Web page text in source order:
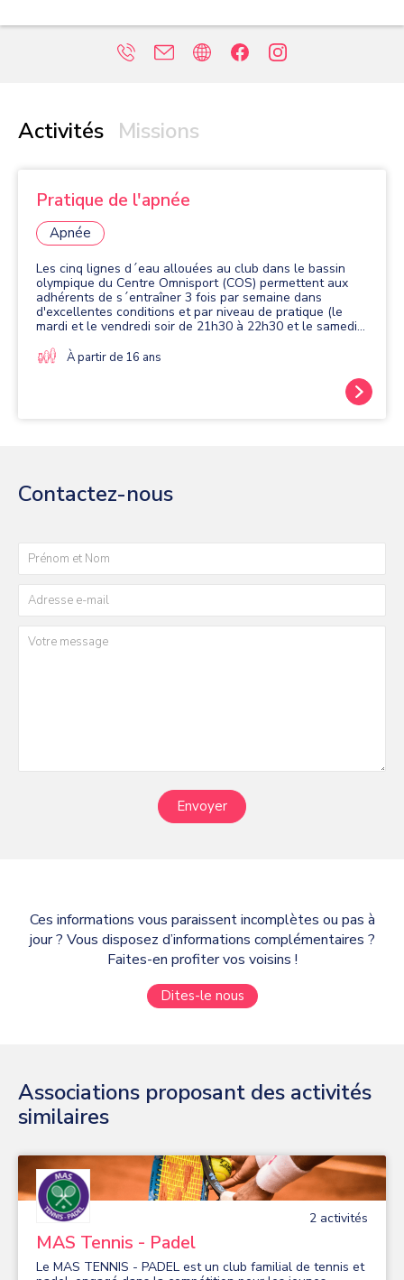
Activités Missions
Pratique de l'apnée
Apnée
Les cinq lignes d´eau allouées au club dans le bassin
olympique du Centre Omnisport (COS) permettent aux
adhérents de s´entraîner 3 fois par semaine dans
d'excellentes conditions et par niveau de pratique (le
mardi et le vendredi soir de 21h30 à 22h30 et le samedi
À partir de 16 ans
Contactez-nous
Envoyer
Ces informations vous paraissent incomplètes ou pas à
jour ? Vous disposez d’informations complémentaires ?
Faites-en profiter vos voisins !
Dites-le nous
Associations proposant des activités
similaires
2 activités
MAS Tennis - Padel
Le MAS TENNIS - PADEL est un club familial de tennis et